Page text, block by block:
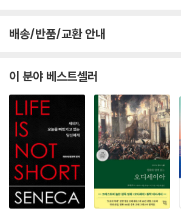
배송/반품/교환 안내
이 분야 베스트셀러